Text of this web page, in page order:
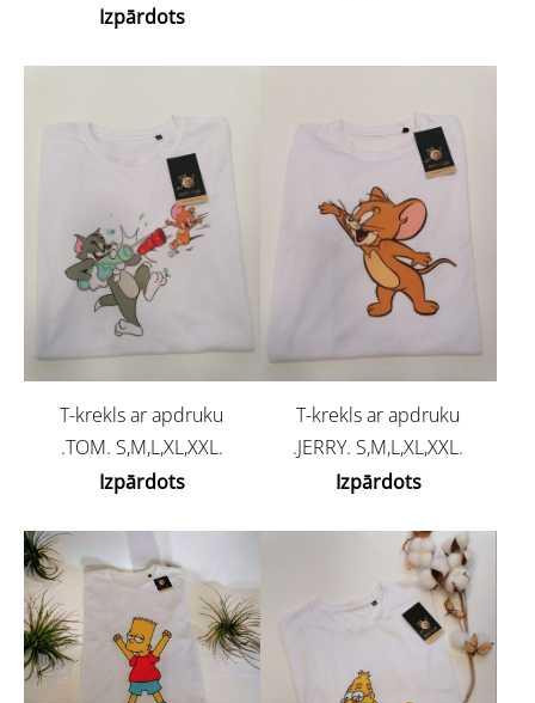
Izpārdots
T-krekls ar apdruku
.TOM. S,M,L,XL,XXL.
Izpārdots
T-krekls ar apdruku
.JERRY. S,M,L,XL,XXL.
Izpārdots